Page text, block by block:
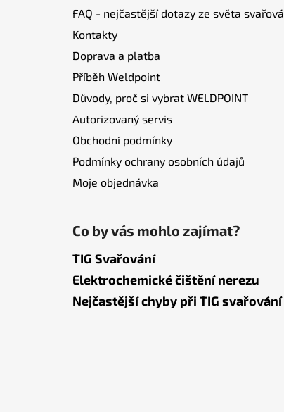
FAQ - nejčastější dotazy ze světa
Kontakty
Doprava a platba
Příběh Weldpoint
Důvody, proč si vybrat WELDPOINT
Autorizovaný servis
Obchodní podmínky
Podmínky ochrany osobních údajů
Moje objednávka
Co by vás mohlo zajímat?
TIG Svařování
Elektrochemické čištění nerezu
Nejčastější chyby při TIG svařování